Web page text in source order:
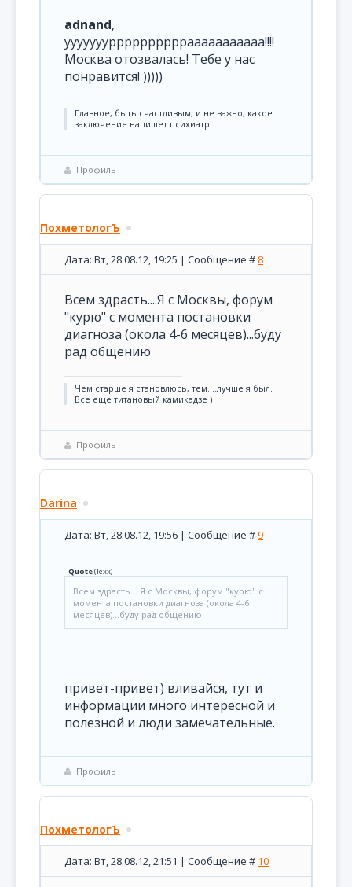
adnand,
уууууууррррррррррааааааааааа!!!!
Москва отозвалась! Тебе у нас
понравится! )))))
Главное, быть счастливым, и не важно, какое
заключение напишет психиатр.
Профиль
ПохметологЪ
Дата: Вт, 28.08.12, 19:25 | Сообщение # 8
Всем здрасть....Я с Москвы, форум
"курю" с момента постановки
диагноза (окола 4-6 месяцев)...буду
рад общению
Чем старше я становлюсь, тем....лучше я был.
Все еще титановый камикадзе )
Профиль
Darina
Дата: Вт, 28.08.12, 19:56 | Сообщение #9
Quote(lexx)
Всем здрасть....Я с Москвы, форум "курю" с
момента постановки диагноза (окола 4-6
месяцев)...буду рад общению
привет-привет) вливайся, тут и
информации много интересной и
полезной и люди замечательные.
Профиль
ПохметологЪ
Дата: Вт, 28.08.12, 21:51 | Сообщение # 10